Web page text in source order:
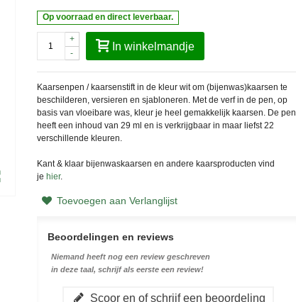
Op voorraad en direct leverbaar.
-
+
In winkelmandje
Kaarsenpen / kaarsenstift in de kleur wit om (bijenwas)kaarsen te
beschilderen, versieren en sjabloneren. Met de verf in de pen, op
basis van vloeibare was, kleur je heel gemakkelijk kaarsen. De pen
heeft een inhoud van 29 ml en is verkrijgbaar in maar liefst 22
verschillende kleuren.
Kant & klaar bijenwaskaarsen en andere kaarsproducten vind
je hier.
Toevoegen aan Verlanglijst
Beoordelingen en reviews
Niemand heeft nog een review geschreven
in deze taal, schrijf als eerste een review!
Scoor en of schrijf een beoordeling